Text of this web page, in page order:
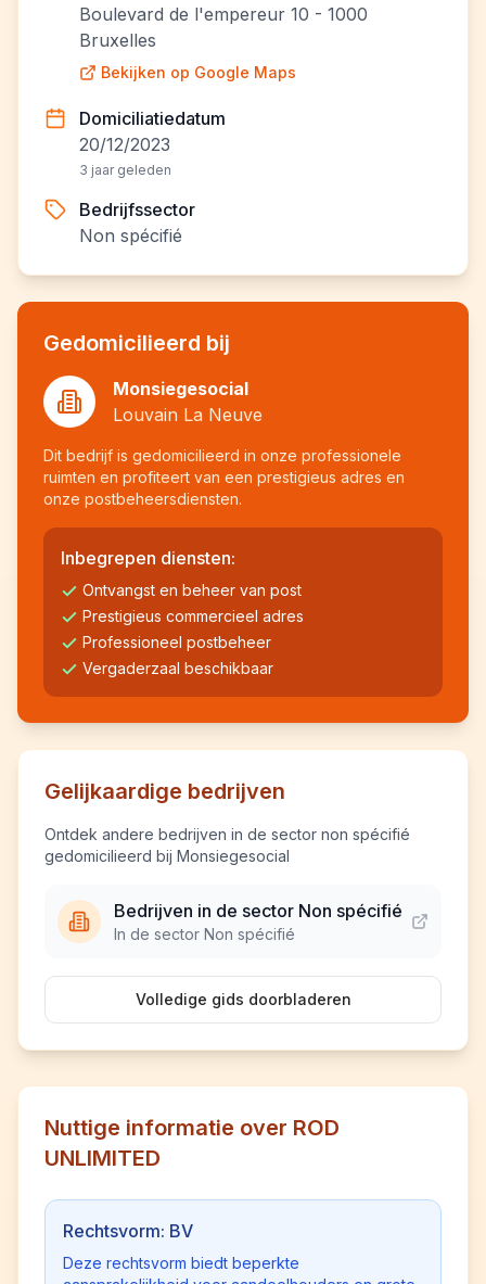
Boulevard de l'empereur 10 - 1000
Bruxelles
Bekijken op Google Maps
Domiciliatiedatum
20/12/2023
3 jaar geleden
Bedrijfssector
Non spécifié
Gedomicilieerd bij
Monsiegesocial
Louvain La Neuve
Dit bedrijf is gedomicilieerd in onze professionele
ruimten en profiteert van een prestigieus adres en
onze postbeheersdiensten.
Inbegrepen diensten:
Ontvangst en beheer van post
Prestigieus commercieel adres
Professioneel postbeheer
Vergaderzaal beschikbaar
Gelijkaardige bedrijven
Ontdek andere bedrijven in de sector non spécifié
gedomicilieerd bij Monsiegesocial
Bedrijven in de sector Non spécifié
In de sector Non spécifié
Volledige gids doorbladeren
Nuttige informatie over ROD
UNLIMITED
Rechtsvorm: BV
Deze rechtsvorm biedt beperkte